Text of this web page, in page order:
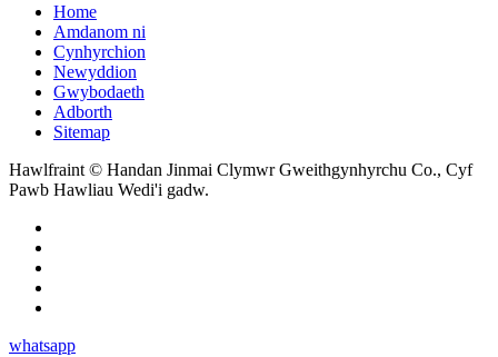
Home
Amdanom ni
Cynhyrchion
Newyddion
Gwybodaeth
Adborth
Sitemap
Hawlfraint © Handan Jinmai Clymwr Gweithgynhyrchu Co., Cyf
Pawb Hawliau Wedi'i gadw.
whatsapp